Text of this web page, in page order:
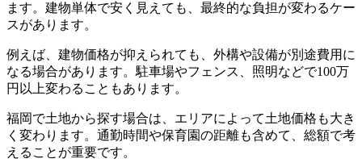
ます。建物単体で安く見えても、最終的な負担が変わるケー
スがあります。
例えば、建物価格が抑えられても、外構や設備が別途費用に
なる場合があります。駐車場やフェンス、照明などで100万
円以上変わることもあります。
福岡で土地から探す場合は、エリアによって土地価格も大き
く変わります。通勤時間や保育園の距離も含めて、総額で考
えることが重要です。